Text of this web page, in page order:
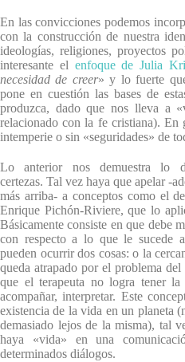
En las convicciones podemos
con la construcción de nuestra
ideologías, religiones, proyectos
interesante el enfoque de Julia
necesidad de creer» y lo fuerte
pone en cuestión las bases de
produzca, dado que nos lleva a
relacionado con la fe cristiana).
intemperie o sin «seguridades» de
Lo anterior nos demuestra lo
certezas. Tal vez haya que apelar -
más arriba- a conceptos como el
Enrique Pichón-Riviere, que lo
Básicamente consiste en que debe
con respecto a lo que le sucede
pueden ocurrir dos cosas: o la
queda atrapado por el problema
que el terapeuta no logra tener la
acompañar, interpretar. Este
existencia de la vida en un planeta
demasiado lejos de la misma), tal
haya «vida» en una
determinados diálogos.